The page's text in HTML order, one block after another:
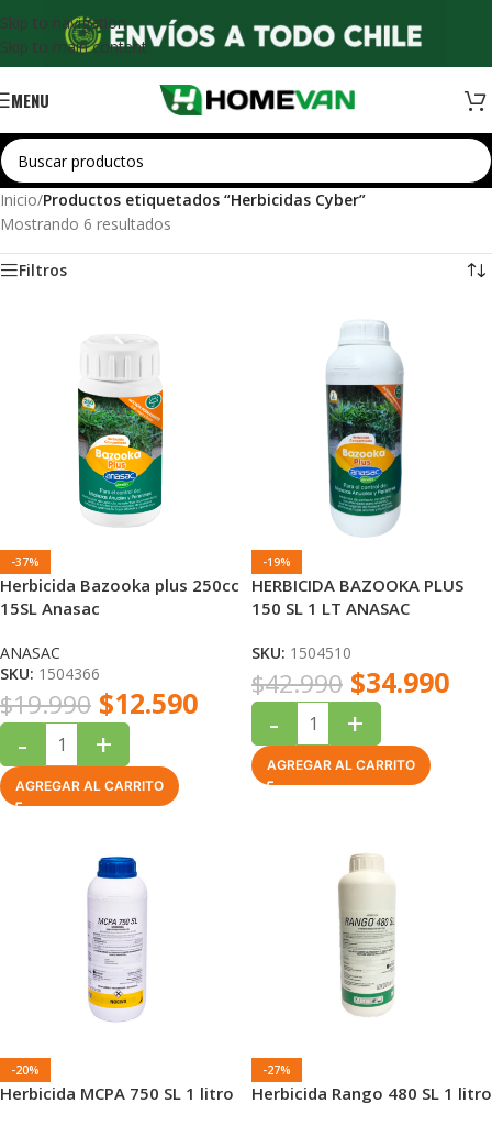
Skip to navigation
Skip to main content
MENU
Inicio/Productos etiquetados “Herbicidas Cyber”
Mostrando 6 resultados
Filtros
-37%
Herbicida Bazooka plus 250cc
15SL Anasac
ANASAC
SKU: 1504366
$19.990 $12.590
- +
AGREGAR AL CARRITO
-19%
HERBICIDA BAZOOKA PLUS
150 SL 1 LT ANASAC
SKU: 1504510
$42.990 $34.990
- +
AGREGAR AL CARRITO
-20%
Herbicida MCPA 750 SL 1 litro
-27%
Herbicida Rango 480 SL 1 litro